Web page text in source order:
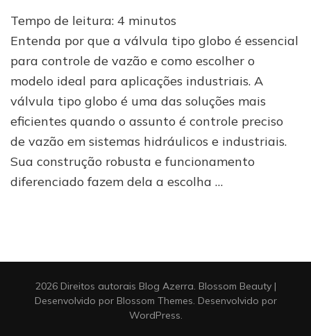
globo:
essencial
para
controle
vazão
Tempo de leitura: 4 minutos
Entenda por que a válvula tipo globo é essencial
para controle de vazão e como escolher o
modelo ideal para aplicações industriais. A
válvula tipo globo é uma das soluções mais
eficientes quando o assunto é controle preciso
de vazão em sistemas hidráulicos e industriais.
Sua construção robusta e funcionamento
diferenciado fazem dela a escolha …
2026 Direitos autorais Blog Azerra Blossom Beauty |
Desenvolvido por Blossom Themes . Desenvolvido por
WordPress